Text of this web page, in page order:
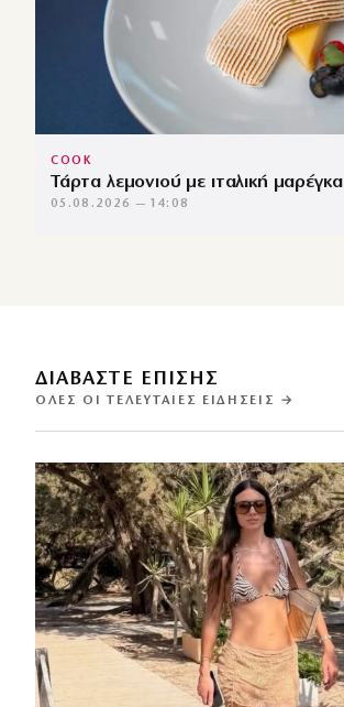
COOK
Τάρτα λεμονιού με ιταλική μαρέγκα
05.08.2026 — 14:08
ΔΙΑΒΑΣΤΕ ΕΠΙΣΗΣ
ΌΛΕΣ ΟΙ ΤΕΛΕΥΤΑΊΕΣ ΕΙΔΉΣΕΙΣ →